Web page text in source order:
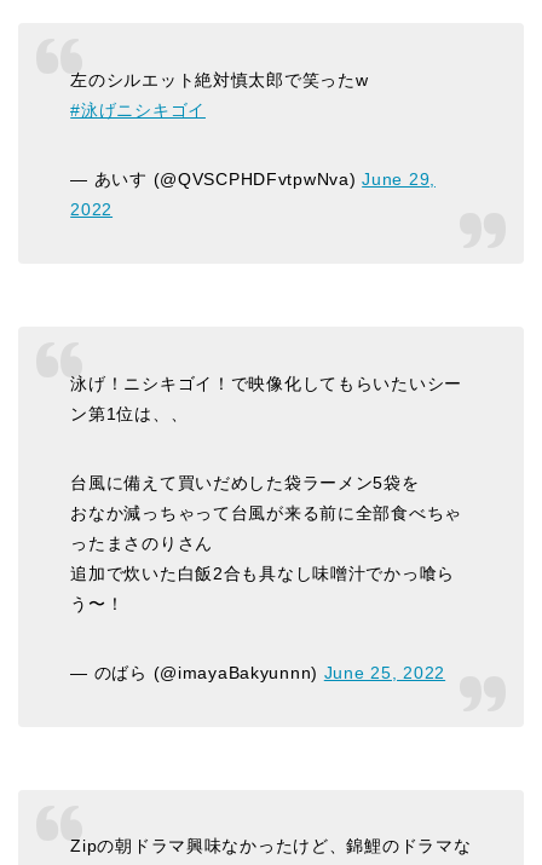
左のシルエット絶対慎太郎で笑ったw
#泳げニシキゴイ
— あいす (@QVSCPHDFvtpwNva)June 29,
2022
泳げ！ニシキゴイ！で映像化してもらいたいシー
ン第1位は、、
台風に備えて買いだめした袋ラーメン5袋を
おなか減っちゃって台風が来る前に全部食べちゃ
ったまさのりさん
追加で炊いた白飯2合も具なし味噌汁でかっ喰ら
う〜！
— のばら (@imayaBakyunnn) June 25, 2022
Zipの朝ドラマ興味なかったけど、錦鯉のドラマな